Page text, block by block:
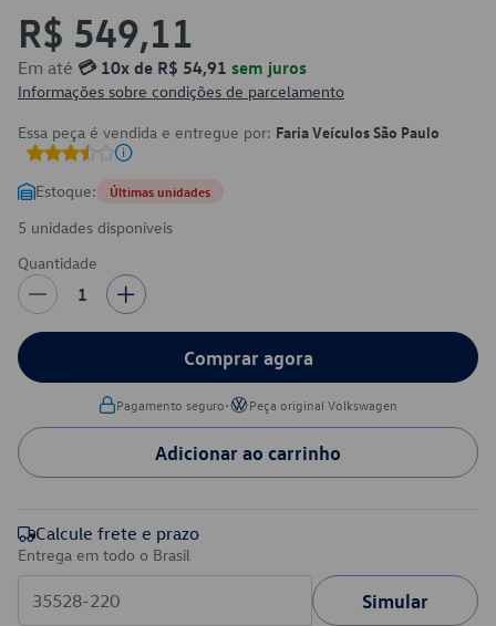
R$ 549,11
Em até 💳 10x de R$ 54,91 sem juros
Informações sobre condições de parcelamento
Essa peça é vendida e entregue por: Faria Veículos São Paulo
Estoque: Últimas unidades
5 unidades disponíveis
Quantidade
1
Comprar agora
Pagamento seguro• Peça original Volkswagen
Adicionar ao carrinho
Calcule frete e prazo
Entrega em todo o Brasil
Simular